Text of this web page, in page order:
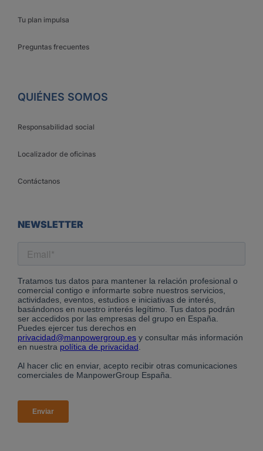
Tu plan impulsa
Preguntas frecuentes
QUIÉNES SOMOS
Responsabilidad social
Localizador de oficinas
Contáctanos
NEWSLETTER